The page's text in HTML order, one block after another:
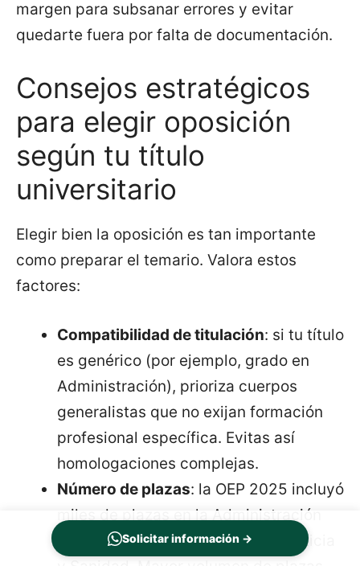
margen para subsanar errores y evitar
quedarte fuera por falta de documentación.
Consejos estratégicos
para elegir oposición
según tu título
universitario
Elegir bien la oposición es tan importante
como preparar el temario. Valora estos
factores:
Compatibilidad de titulación: si tu título
es genérico (por ejemplo, grado en
Administración), prioriza cuerpos
generalistas que no exijan formación
profesional específica. Evitas así
homologaciones complejas.
Número de plazas: la OEP 2025 incluyó
miles de plazas en la Administración
General del Estado, Hacienda, Justicia
Solicitar información →